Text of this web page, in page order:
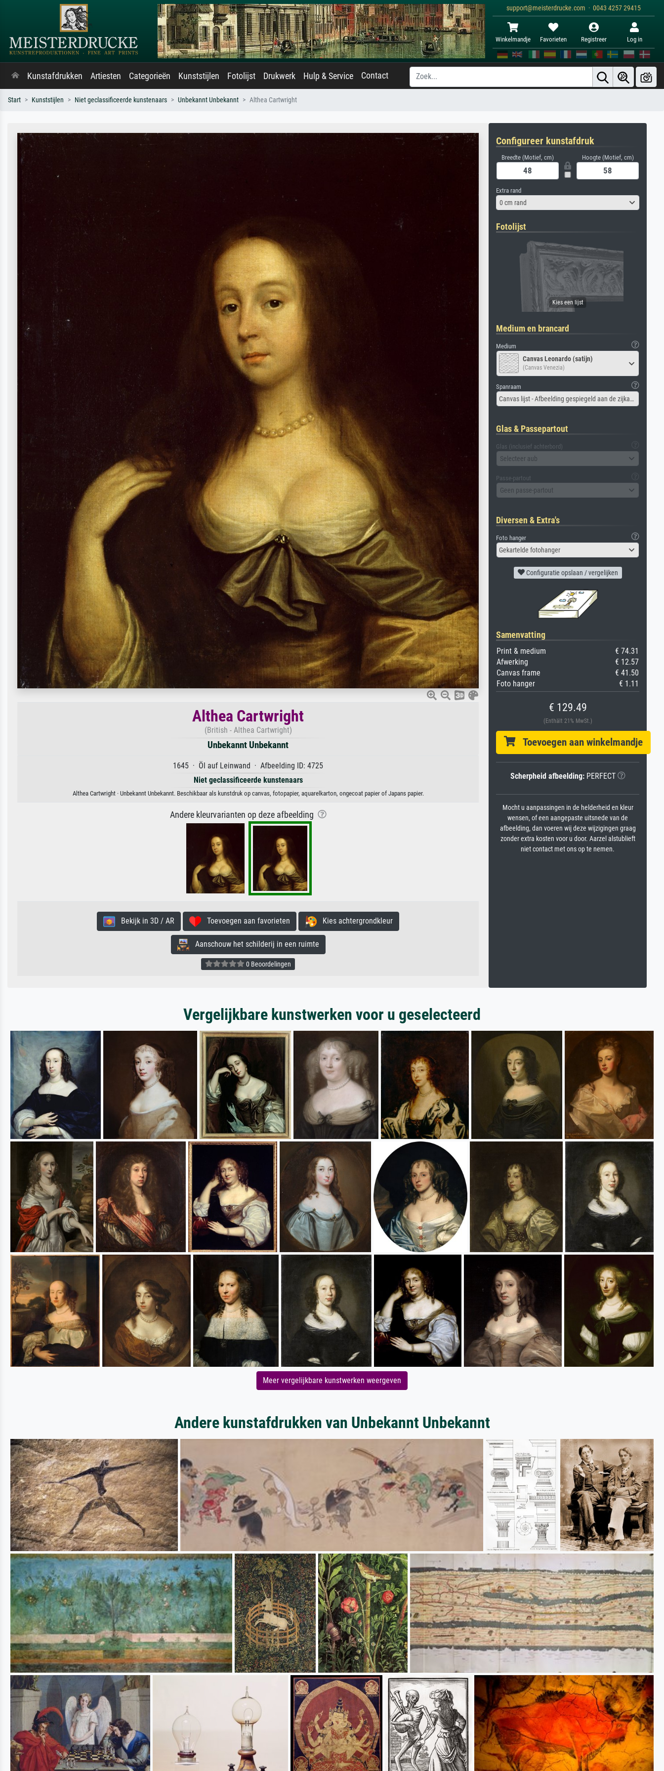
support@meisterdrucke.com · 0043 4257 29415
Winkelmandje Favorieten Registreer Log in
Kunstafdrukken Artiesten Categorieën Kunststijlen Fotolijst Drukwerk Hulp & Service Contact
Start Kunststijlen Niet geclassificeerde kunstenaars Unbekannt Unbekannt Althea Cartwright
Althea Cartwright
(British - Althea Cartwright)
Unbekannt Unbekannt
1645 · Öl auf Leinwand · Afbeelding ID: 4725
Niet geclassificeerde kunstenaars
Althea Cartwright · Unbekannt Unbekannt. Beschikbaar als kunstdruk op canvas, fotopapier, aquarelkarton, ongecoat papier of Japans papier.
Andere kleurvarianten op deze afbeelding
Bekijk in 3D / AR Toevoegen aan favorieten Kies achtergrondkleur
Aanschouw het schilderij in een ruimte
0 Beoordelingen
Configureer kunstafdruk
Breedte (Motief, cm) Hoogte (Motief, cm)
Extra rand
0 cm rand
Fotolijst
Medium en brancard
Medium
Canvas Leonardo (satijn)
(Canvas Venezia)
Spanraam
Canvas lijst - Afbeelding gespiegeld aan de zijkant
Glas & Passepartout
Glas (inclusief achterbord)
Selecteer aub
Passe-partout
Geen passe-partout
Diversen & Extra's
Foto hanger
Gekartelde fotohanger
Configuratie opslaan / vergelijken
Samenvatting
Print & medium
€ 74.31
Afwerking
€ 12.57
Canvas frame
€ 41.50
Foto hanger
€ 1.11
€ 129.49
(Enthält 21% MwSt.)
Toevoegen aan winkelmandje
Scherpheid afbeelding:PERFECT
Mocht u aanpassingen in de helderheid en kleur
wensen, of een aangepaste uitsnede van de
afbeelding, dan voeren wij deze wijzigingen graag
zonder extra kosten voor u door. Aarzel alstublieft
niet contact met ons op te nemen.
Vergelijkbare kunstwerken voor u geselecteerd
Meer vergelijkbare kunstwerken weergeven
Andere kunstafdrukken van Unbekannt Unbekannt